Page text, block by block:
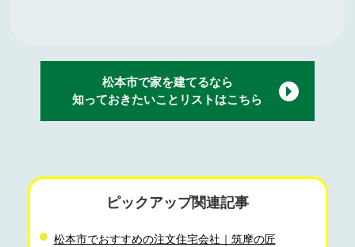
松本市で家を建てるなら
知っておきたいことリストはこちら
ピックアップ関連記事
松本市でおすすめの注文住宅会社｜筑摩の匠